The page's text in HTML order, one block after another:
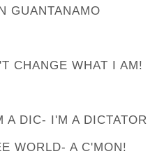
GUANTANAMO
CHANGE WHAT I AM!
DIC- I'M A DICTATOR
WORLD- A C'MON!